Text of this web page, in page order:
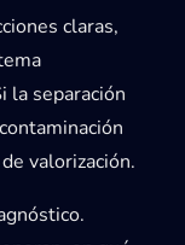
claras,
la separación
valorización.